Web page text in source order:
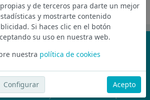
Oferta desactivada
de wijobs y recibe por email las mejores
email con nadie y no te vamos a enviar spam
y de terceros para darte un mejor
y mostrarte contenido
Si haces clic en el botón
su uso en nuestra web.
nuestra política de cookies
Configurar Acepto